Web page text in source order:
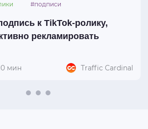
#подписи
к TikTok-ролику,
рекламировать
мин Traffic Cardinal